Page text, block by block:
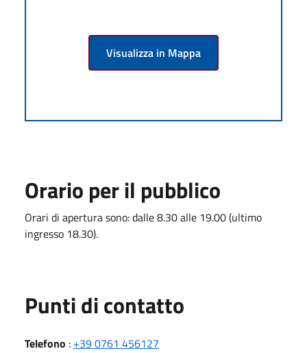
Visualizza in Mappa
Orario per il pubblico
Orari di apertura sono: dalle 8.30 alle 19.00 (ultimo
ingresso 18.30).
Punti di contatto
Telefono : +39 0761 456127